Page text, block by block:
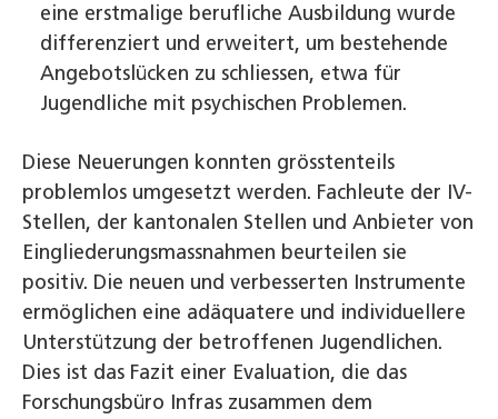
eine erstmalige berufliche Ausbildung wurde
differenziert und erweitert, um bestehende
Angebotslücken zu schliessen, etwa für
Jugendliche mit psychischen Problemen.
Diese Neuerungen konnten grösstenteils
problemlos umgesetzt werden. Fachleute der IV-
Stellen, der kantonalen Stellen und Anbieter von
Eingliederungsmassnahmen beurteilen sie
positiv. Die neuen und verbesserten Instrumente
ermöglichen eine adäquatere und individuellere
Unterstützung der betroffenen Jugendlichen.
Dies ist das Fazit einer Evaluation, die das
Forschungsbüro Infras zusammen dem